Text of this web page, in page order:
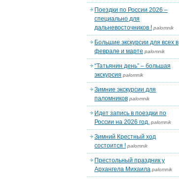
Поездки по России 2026 –
специально для
дальневосточников ! palomnik
Большие экскурсии для всех в
феврале и марте palomnik
“Татьянин день” – большая
экскурсия palomnik
Зимние экскурсии для
паломников palomnik
Идет запись в поездки по
России на 2026 год. palomnik
Зимний Крестный ход
состоится ! palomnik
Престольный праздник у
Архангела Михаила palomnik